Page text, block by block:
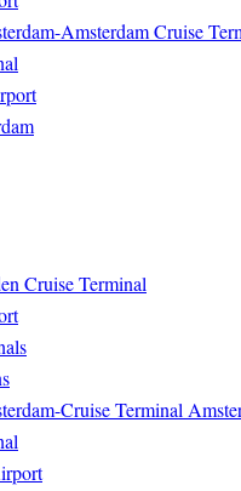
Amsterdam Cruise
Cruise Terminal
Cruise Terminal